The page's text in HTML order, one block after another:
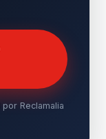
Reclamalia